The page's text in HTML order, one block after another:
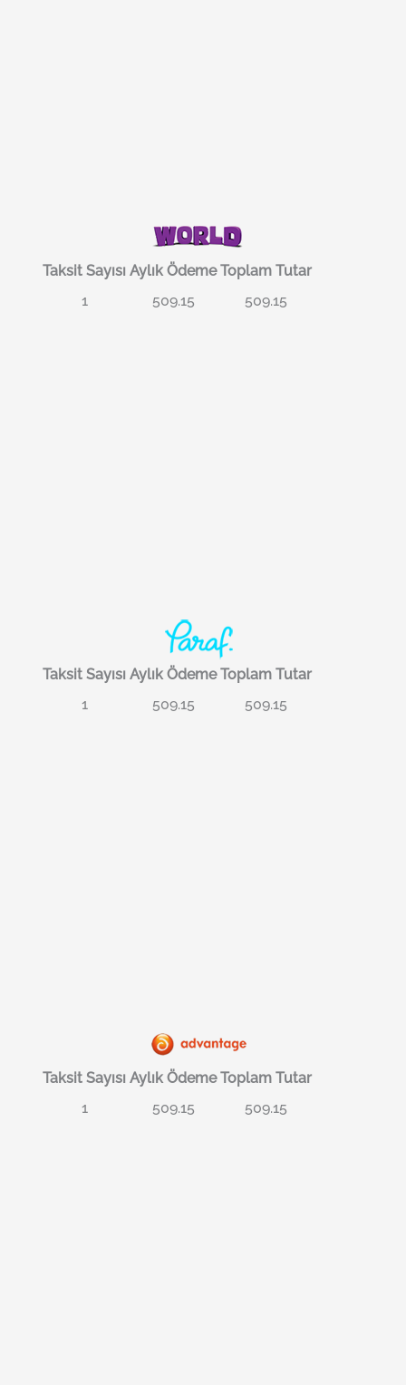
Taksit Sayısı Aylık Ödeme Toplam Tutar
1
509.15 509.15
Taksit Sayısı Aylık Ödeme Toplam Tutar
1
509.15 509.15
Taksit Sayısı Aylık Ödeme Toplam Tutar
1
509.15 509.15